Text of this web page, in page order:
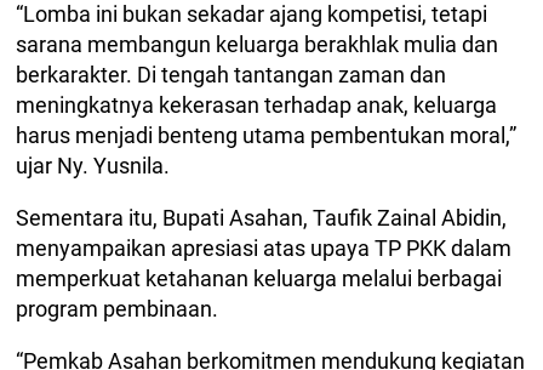
“Lomba ini bukan sekadar ajang kompetisi, tetapi
sarana membangun keluarga berakhlak mulia dan
berkarakter. Di tengah tantangan zaman dan
meningkatnya kekerasan terhadap anak, keluarga
harus menjadi benteng utama pembentukan moral,”
ujar Ny. Yusnila.
Sementara itu, Bupati Asahan, Taufik Zainal Abidin,
menyampaikan apresiasi atas upaya TP PKK dalam
memperkuat ketahanan keluarga melalui berbagai
program pembinaan.
“Pemkab Asahan berkomitmen mendukung kegiatan